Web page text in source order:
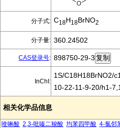
分子式: C18H18BrNO2
分子量: 360.24502
CAS登录号: 898750-29-3
InChI:
1S/C18H18BrNO2/
10-22-11-9-20/h1-
相关化学品信息
喹啉酸 2,3-吡嗪二羧酸 均苯四甲酸 4-氯邻